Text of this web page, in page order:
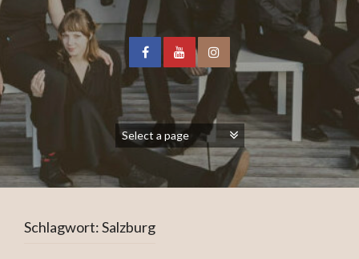
Schlagwort:Salzburg